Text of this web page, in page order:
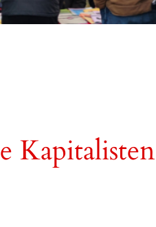
Kapitalisten